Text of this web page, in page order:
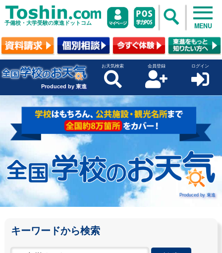
予備校・大学受験の東進ドットコム MENU
Produced by 東進
お天気検索 会員登録 ログイン
Produced by 東進
キーワードから検索